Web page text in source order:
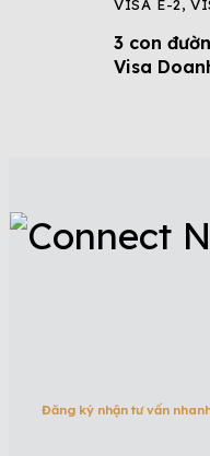
VISA E-2,
3 con
Visa
Đăng ký nhận tư vấn